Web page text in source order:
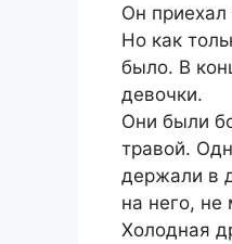
Он приехал
Но как
было. В
девочки.
Они были
травой.
держали в
на него, не
Холодная